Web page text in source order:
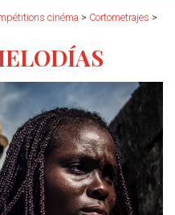
cinéma > Cortometrajes >